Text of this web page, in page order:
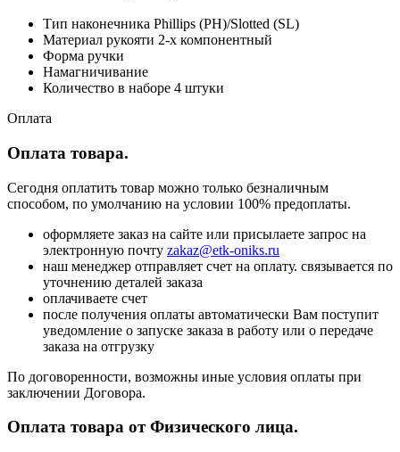
Тип наконечника Phillips (PH)/Slotted (SL)
Материал рукояти 2-х компонентный
Форма ручки
Намагничивание
Количество в наборе 4 штуки
Оплата
Оплата товара.
Сегодня оплатить товар можно только безналичным
способом, по умолчанию на условии 100% предоплаты.
оформляете заказ на сайте или присылаете запрос на
электронную почту zakaz@etk-oniks.ru
наш менеджер отправляет счет на оплату. связывается по
уточнению деталей заказа
оплачиваете счет
после получения оплаты автоматически Вам поступит
уведомление о запуске заказа в работу или о передаче
заказа на отгрузку
По договоренности, возможны иные условия оплаты при
заключении Договора.
Оплата товара от Физического лица.